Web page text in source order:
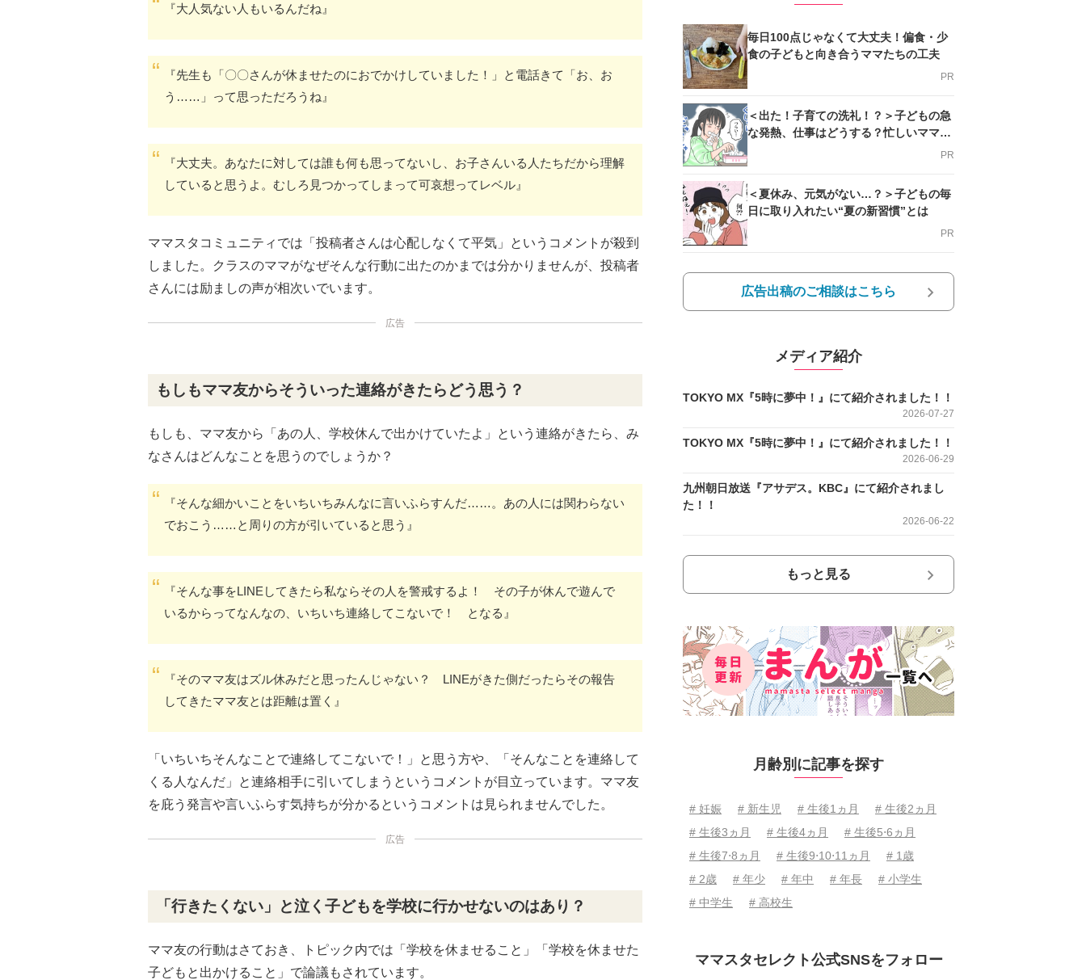
『大人気ない人もいるんだね』
『先生も「〇〇さんが休ませたのにおでかけしていました！」と電話きて「お、お
う……」って思っただろうね』
『大丈夫。あなたに対しては誰も何も思ってないし、お子さんいる人たちだから理解
していると思うよ。むしろ見つかってしまって可哀想ってレベル』
ママスタコミュニティでは「投稿者さんは心配しなくて平気」というコメントが殺到
しました。クラスのママがなぜそんな行動に出たのかまでは分かりませんが、投稿者
さんには励ましの声が相次いでいます。
広告
もしもママ友からそういった連絡がきたらどう思う？
もしも、ママ友から「あの人、学校休んで出かけていたよ」という連絡がきたら、み
なさんはどんなことを思うのでしょうか？
『そんな細かいことをいちいちみんなに言いふらすんだ……。あの人には関わらない
でおこう……と周りの方が引いていると思う』
『そんな事をLINEしてきたら私ならその人を警戒するよ！ その子が休んで遊んで
いるからってなんなの、いちいち連絡してこないで！ となる』
『そのママ友はズル休みだと思ったんじゃない？ LINEがきた側だったらその報告
してきたママ友とは距離は置く』
「いちいちそんなことで連絡してこないで！」と思う方や、「そんなことを連絡して
くる人なんだ」と連絡相手に引いてしまうというコメントが目立っています。ママ友
を庇う発言や言いふらす気持ちが分かるというコメントは見られませんでした。
広告
「行きたくない」と泣く子どもを学校に行かせないのはあり？
ママ友の行動はさておき、トピック内では「学校を休ませること」「学校を休ませた
子どもと出かけること」で論議もされています。
毎日100点じゃなくて大丈夫！偏食・少
食の子どもと向き合うママたちの工夫
PR
＜出た！子育ての洗礼！？＞子どもの急
な発熱、仕事はどうする？忙しいママを
PR
＜夏休み、元気がない…？＞子どもの毎
日に取り入れたい“夏の新習慣”とは
PR
広告出稿のご相談はこちら
メディア紹介
TOKYO MX『5時に夢中！』にて紹介されました！！
2026-07-27
TOKYO MX『5時に夢中！』にて紹介されました！！
2026-06-29
九州朝日放送『アサデス。KBC』にて紹介されまし
た！！
2026-06-22
もっと見る
月齢別に記事を探す
# 妊娠 # 新生児 # 生後1ヵ月
# 生後2ヵ月
# 生後3ヵ月
# 生後4ヵ月
# 生後5⋅6ヵ月
# 生後7⋅8ヵ月
# 生後9⋅10⋅11ヵ月
# 1歳
# 2歳
# 年少 # 年中 # 年長
# 小学生
# 中学生
# 高校生
ママスタセレクト公式SNSをフォロー